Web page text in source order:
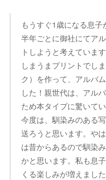
もうすぐ1歳になる息子
半年ごとに御社にてア
トしようと考えていま
しまうまプリントでし
ク）を作って、アルバ
した！親世代は、アル
ため本タイプに驚いてい
今度は、馴染みのある
送ろうと思います。や
は昔からあるので馴染
かと思います。私も息
くる楽しみが増えました